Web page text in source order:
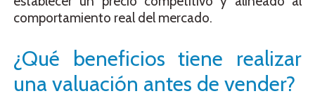
comportamiento real del mercado.
¿Qué beneficios tiene realizar
una valuación antes de vender?